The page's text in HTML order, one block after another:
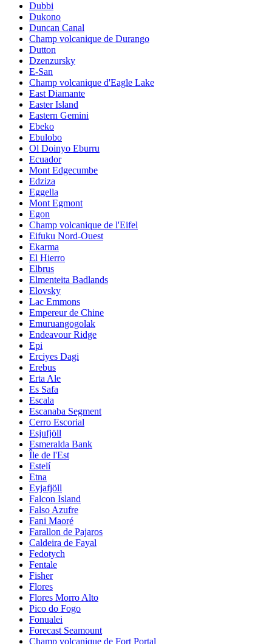
Dubbi
Dukono
Duncan Canal
Champ volcanique de Durango
Dutton
Dzenzursky
E-San
Champ volcanique d'Eagle Lake
East Diamante
Easter Island
Eastern Gemini
Ebeko
Ebulobo
Ol Doinyo Eburru
Ecuador
Mont Edgecumbe
Edziza
Eggella
Mont Egmont
Egon
Champ volcanique de l'Eifel
Eifuku Nord-Ouest
Ekarma
El Hierro
Elbrus
Elmenteita Badlands
Elovsky
Lac Emmons
Empereur de Chine
Emuruangogolak
Endeavour Ridge
Epi
Erciyes Dagi
Erebus
Erta Ale
Es Safa
Escala
Escanaba Segment
Cerro Escorial
Esjufjöll
Esmeralda Bank
Île de l'Est
Estelí
Etna
Eyjafjöll
Falcon Island
Falso Azufre
Fani Maoré
Farallon de Pajaros
Caldeira de Fayal
Fedotych
Fentale
Fisher
Flores
Flores Morro Alto
Pico do Fogo
Fonualei
Forecast Seamount
Champ volcanique de Fort Portal